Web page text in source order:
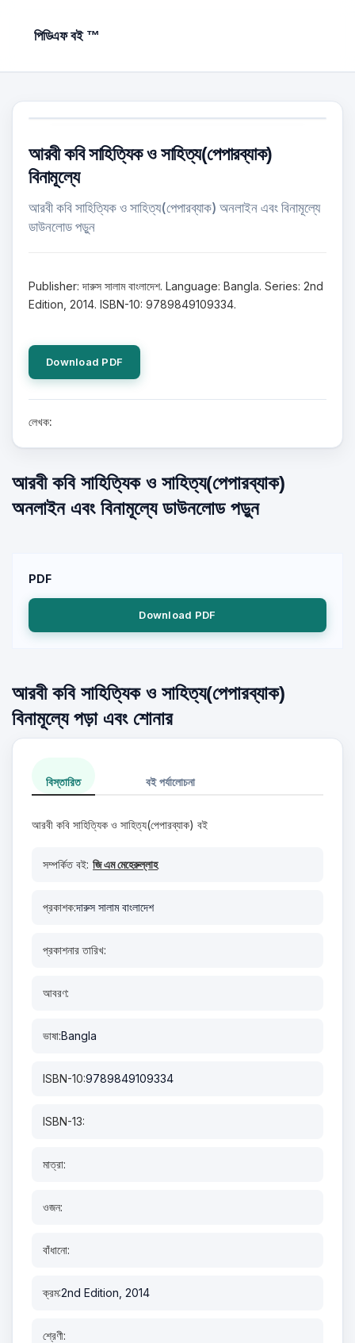
পিডিএফ বই ™
আরবী কবি সাহিত্যিক ও সাহিত্য(পেপারব্যাক)
বিনামূল্যে
আরবী কবি সাহিত্যিক ও সাহিত্য(পেপারব্যাক) অনলাইন এবং বিনামূল্যে
ডাউনলোড পড়ুন
Publisher: দারুস সালাম বাংলাদেশ. Language: Bangla. Series: 2nd
Edition, 2014. ISBN-10: 9789849109334.
Download PDF
লেখক:
আরবী কবি সাহিত্যিক ও সাহিত্য(পেপারব্যাক)
অনলাইন এবং বিনামূল্যে ডাউনলোড পড়ুন
PDF
Download PDF
আরবী কবি সাহিত্যিক ও সাহিত্য(পেপারব্যাক)
বিনামূল্যে পড়া এবং শোনার
বিস্তারিত বই পর্যালোচনা
আরবী কবি সাহিত্যিক ও সাহিত্য(পেপারব্যাক) বই
সম্পর্কিত বই: জি এম মেহেরুল্লাহ
প্রকাশক:দারুস সালাম বাংলাদেশ
প্রকাশনার তারিখ:
আবরণ:
ভাষা:Bangla
ISBN-10:9789849109334
ISBN-13:
মাত্রা:
ওজন:
বাঁধানো:
ক্রম:2nd Edition, 2014
শ্রেণী: